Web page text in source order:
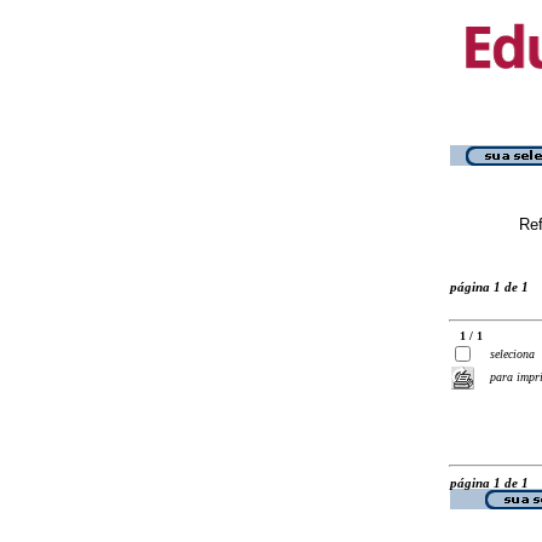
página 1 de 1
1 / 1
seleciona
para
página 1 de 1